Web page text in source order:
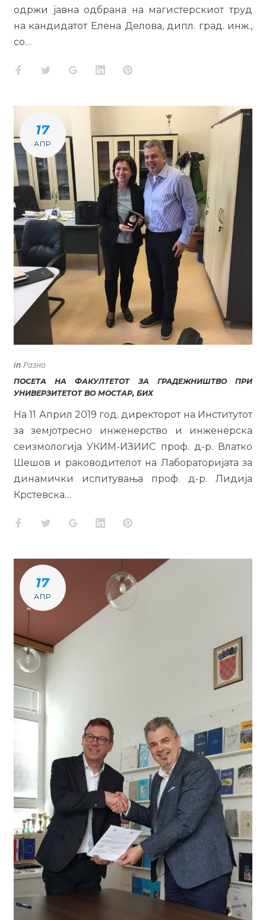
одржи јавна одбрана на магистерскиот труд
на кандидатот Елена Делова, дипл. град. инж.,
со…
Facebook
TwitterGoogle+LinkedInPinterest
17
АПР
in Разно
ПОСЕТА НА ФАКУЛТЕТОТ ЗА ГРАДЕЖНИШТВО ПРИ
УНИВЕРЗИТЕТОТ ВО МОСТАР, БИХ
На 11 Април 2019 год. директорот на Институтот
за земјотресно инженерство и инженерска
сеизмологија УКИМ-ИЗИИС проф. д-р. Влатко
Шешов и раководителот на Лабораторијата за
динамички испитувања проф. д-р. Лидија
Крстевска…
Facebook
TwitterGoogle+LinkedInPinterest
17
АПР